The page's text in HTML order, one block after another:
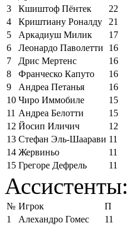
3
Кшиштоф Пёнтек
22
4
Криштиану Роналду
21
5
Аркадиуш Милик
17
6
Леонардо Паволетти
16
7
Дрис Мертенс
16
8
Франческо Капуто
16
9
Андреа Петанья
16
10 Чиро Иммобиле
15
11 Андреа Белотти
15
12 Йосип Иличич
12
13 Стефан Эль-Шаарави 11
14 Жервиньо
11
15 Грегоре Дефрель 11
Ассистенты:
№ Игрок
П
1
Алехандро Гомес
11